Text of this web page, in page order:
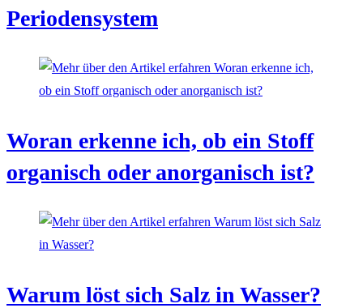
Periodensystem
Woran erkenne ich, ob ein Stoff
organisch oder anorganisch ist?
Warum löst sich Salz in Wasser?